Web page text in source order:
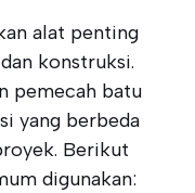
alat penting
konstruksi.
pemecah batu
yang berbeda
Berikut
digunakan: